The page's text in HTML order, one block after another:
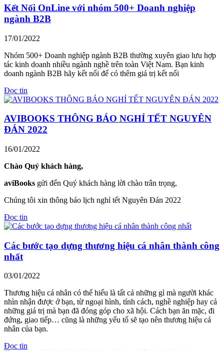
Kết Nối OnLine với nhóm 500+ Doanh nghiệp
ngành B2B
17/01/2022
Nhóm 500+ Doanh nghiệp ngành B2B thường xuyên giao lưu hợp
tác kinh doanh nhiều ngành nghề trên toàn Việt Nam. Bạn kinh
doanh ngành B2B hãy kết nối để có thêm giá trị kết nối
Đọc tin
AVIBOOKS THÔNG BÁO NGHỈ TẾT NGUYÊN
ĐÁN 2022
16/01/2022
Chào Quý khách hàng,
aviBooks gửi đến Quý khách hàng lời chào trân trọng,
Chúng tôi xin thông báo lịch nghỉ tết Nguyên Đán 2022
Đọc tin
Các bước tạo dựng thương hiệu cá nhân thành công
nhất
03/01/2022
Thương hiệu cá nhân có thể hiểu là tất cả những gì mà người khác
nhìn nhận được ở bạn, từ ngoại hình, tính cách, nghề nghiệp hay cả
những giá trị mà bạn đã đóng góp cho xã hội. Cách bạn ăn mặc, đi
đứng, giao tiếp… cũng là những yếu tố sẽ tạo nên thương hiệu cá
nhân của bạn.
Đọc tin